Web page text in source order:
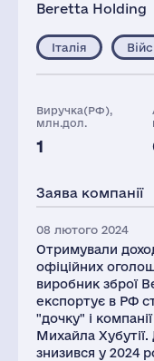
Beretta Holding
Італія
Виручка(РФ),
млн.дол.
1
176
Заява компанії
08 лютого 2024
Отримували
офіційних
виробник зброї
експортує в РФ
"дочку" і
Михайла
знизився у 2024